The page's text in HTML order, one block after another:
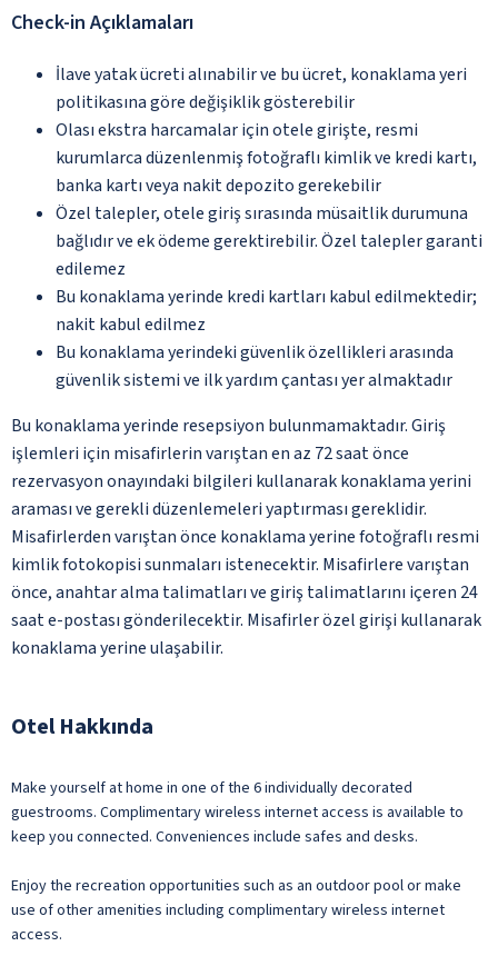
Check-in Açıklamaları
İlave yatak ücreti alınabilir ve bu ücret, konaklama yeri
politikasına göre değişiklik gösterebilir
Olası ekstra harcamalar için otele girişte, resmi
kurumlarca düzenlenmiş fotoğraflı kimlik ve kredi kartı,
banka kartı veya nakit depozito gerekebilir
Özel talepler, otele giriş sırasında müsaitlik durumuna
bağlıdır ve ek ödeme gerektirebilir. Özel talepler garanti
edilemez
Bu konaklama yerinde kredi kartları kabul edilmektedir;
nakit kabul edilmez
Bu konaklama yerindeki güvenlik özellikleri arasında
güvenlik sistemi ve ilk yardım çantası yer almaktadır
Bu konaklama yerinde resepsiyon bulunmamaktadır. Giriş
işlemleri için misafirlerin varıştan en az 72 saat önce
rezervasyon onayındaki bilgileri kullanarak konaklama yerini
araması ve gerekli düzenlemeleri yaptırması gereklidir.
Misafirlerden varıştan önce konaklama yerine fotoğraflı resmi
kimlik fotokopisi sunmaları istenecektir. Misafirlere varıştan
önce, anahtar alma talimatları ve giriş talimatlarını içeren 24
saat e-postası gönderilecektir. Misafirler özel girişi kullanarak
konaklama yerine ulaşabilir.
Otel Hakkında
Make yourself at home in one of the 6 individually decorated
guestrooms. Complimentary wireless internet access is available to
keep you connected. Conveniences include safes and desks.
Enjoy the recreation opportunities such as an outdoor pool or make
use of other amenities including complimentary wireless internet
access.